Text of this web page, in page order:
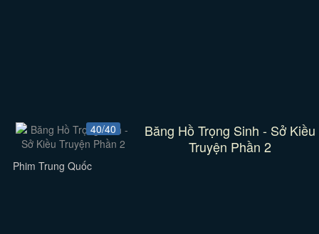
40/40
Băng Hồ Trọng Sinh - Sở Kiều
Truyện Phần 2
Phim Trung Quốc